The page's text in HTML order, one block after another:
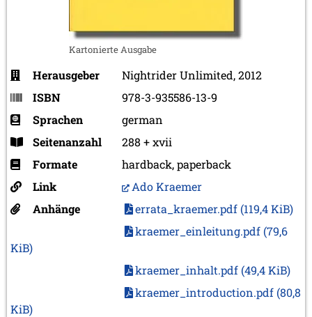
Kartonierte Ausgabe
Herausgeber
Nightrider Unlimited, 2012
ISBN
978-3-935586-13-9
Sprachen
german
Seitenanzahl
288 + xvii
Formate
hardback, paperback
Link
Ado Kraemer
Anhänge
errata_kraemer.pdf (119,4 KiB)
kraemer_einleitung.pdf (79,6
KiB)
kraemer_inhalt.pdf (49,4 KiB)
kraemer_introduction.pdf (80,8
KiB)